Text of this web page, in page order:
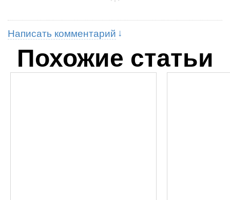
Написать комментарий
Похожие статьи